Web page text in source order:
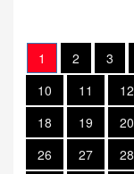
1 2 3
10
11 12
18
19 20
26
27 28